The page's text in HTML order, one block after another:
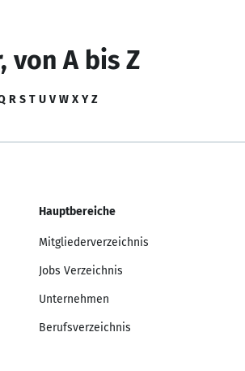
von A bis Z
R S T U V W X Y Z
Hauptbereiche
Mitgliederverzeichnis
Jobs Verzeichnis
Unternehmen
Berufsverzeichnis